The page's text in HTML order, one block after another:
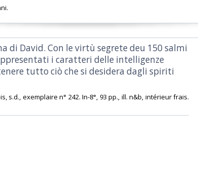
di David. Con le virtù segrete deu 150 salmi
i caratteri delle intelligenze
tutto ciò che si desidera dagli spiriti
s.d., exemplaire n° 242. In-8°, 93 pp., ill. n&b, intérieur frais.